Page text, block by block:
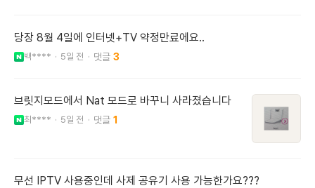
당장 8월 4일에 인터넷+TV 약정만료에요..
백**** 5일 전 3
브릿지모드에서 Nat 모드로 바꾸니 사라졌습니다
최**** 5일 전 1
무선 IPTV 사용중인데 사제 공유기 사용 가능한가요???